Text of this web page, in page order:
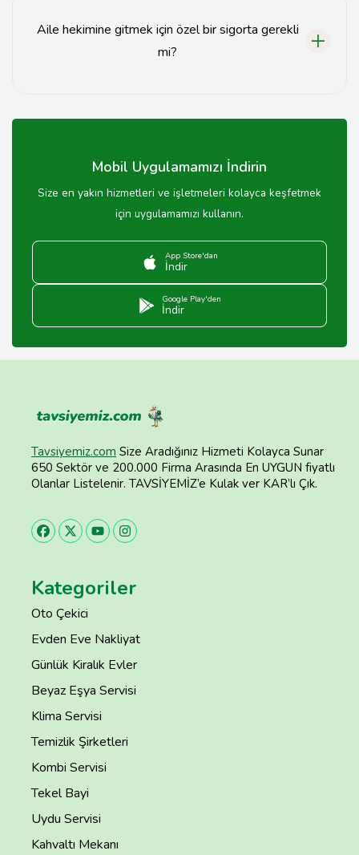
Aile hekimine gitmek için özel bir sigorta gerekli
mi?
kapsamında hizmet vermektedir, özel sigorta gerekli
Mobil Uygulamamızı İndirin
Size en yakın hizmetleri ve işletmeleri kolayca keşfetmek
için uygulamamızı kullanın.
App Store'dan
İndir
Google Play'den
İndir
Tavsiyemiz.com Size Aradığınız Hizmeti Kolayca Sunar
650 Sektör ve 200.000 Firma Arasında En UYGUN fiyatlı
Olanlar Listelenir. TAVSİYEMİZ’e Kulak ver KAR’lı Çık.
Kategoriler
Oto Çekici
Evden Eve Nakliyat
Günlük Kiralık Evler
Beyaz Eşya Servisi
Klima Servisi
Temizlik Şirketleri
Kombi Servisi
Tekel Bayi
Uydu Servisi
Kahvaltı Mekanı